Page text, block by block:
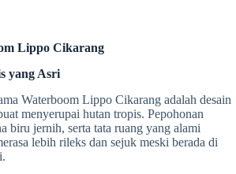
Lippo Cikarang
yang Asri
Waterboom Lippo Cikarang adalah desain
menyerupai hutan tropis. Pepohonan
biru jernih, serta tata ruang yang alami
lebih rileks dan sejuk meski berada di